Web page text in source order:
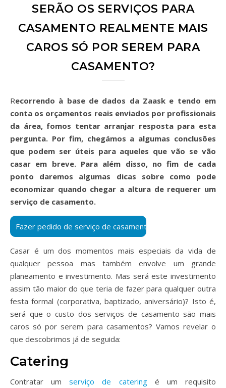
SERÃO OS SERVIÇOS PARA
CASAMENTO REALMENTE MAIS
CAROS SÓ POR SEREM PARA
CASAMENTO?
Recorrendo à base de dados da Zaask e tendo em
conta os orçamentos reais enviados por profissionais
da área, fomos tentar arranjar resposta para esta
pergunta. Por fim, chegámos a algumas conclusões
que podem ser úteis para aqueles que vão se vão
casar em breve. Para além disso, no fim de cada
ponto daremos algumas dicas sobre como pode
economizar quando chegar a altura de requerer um
serviço de casamento.
Casar é um dos momentos mais especiais da vida de
qualquer pessoa mas também envolve um grande
planeamento e investimento. Mas será este investimento
assim tão maior do que teria de fazer para qualquer outra
festa formal (corporativa, baptizado, aniversário)? Isto é,
será que o custo dos serviços de casamento são mais
caros só por serem para casamentos? Vamos revelar o
que descobrimos já de seguida:
Catering
Contratar um serviço de cateringé um requisito